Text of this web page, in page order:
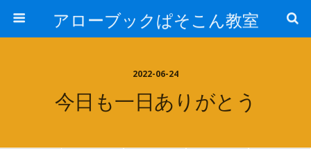
アローブックぱそこん教室
2022-06-24
今日も一日ありがとう